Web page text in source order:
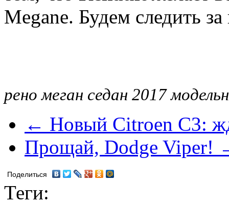
Megane. Будем следить
рено меган седан 2017
← Новый Citroen C3:
Прощай, Dodge Viper!
Поделиться
Теги: